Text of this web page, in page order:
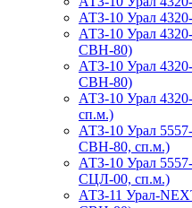
АТЗ-10 Урал
АТЗ-10 Урал
СВН-80)
АТЗ-10 Урал
СВН-80)
АТЗ-10 Урал
сп.м.)
АТЗ-10 Урал
СВН-80, сп.м.)
АТЗ-10 Урал
СЦЛ-00, сп.м.)
АТЗ-11 Урал-